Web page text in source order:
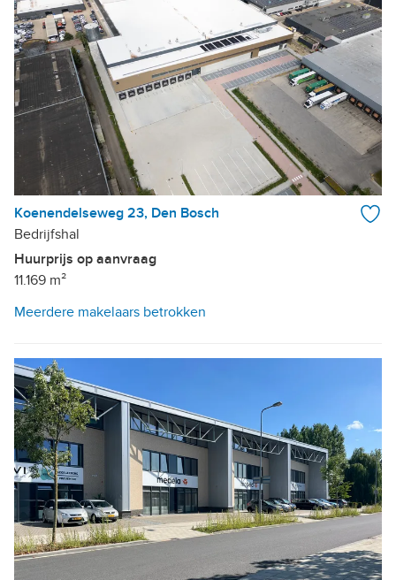
Koenendelseweg 23, Den Bosch
Bedrijfshal
Huurprijs op aanvraag
11.169 m²
Meerdere makelaars betrokken